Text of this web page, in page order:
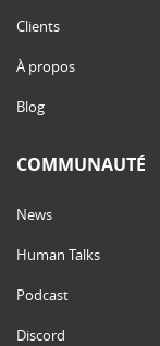
Clients
À propos
Blog
COMMUNAUTÉ
News
Human Talks
Podcast
Discord